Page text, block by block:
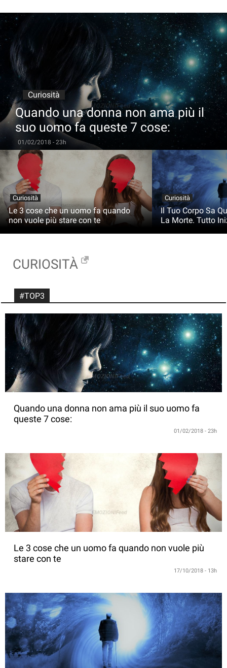
Curiosità
Quando una donna non ama più il
suo uomo fa queste 7 cose:
01/02/2018 - 23h
Curiosità
Le 3 cose che un uomo fa quando
non vuole più stare con te
Curiosità
Il Tuo Corpo Sa
La Morte. Tutto
CURIOSITÀ
#TOP3
Quando una donna non ama più il suo uomo fa
queste 7 cose:
01/02/2018 - 23h
Le 3 cose che un uomo fa quando non vuole più
stare con te
17/10/2018 - 13h